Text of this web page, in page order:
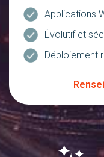
Applications
Évolutif et
Déploiement